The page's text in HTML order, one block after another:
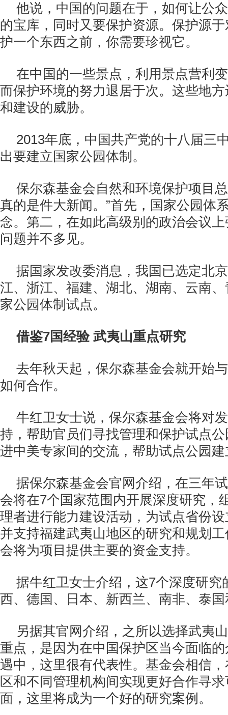
他说，中国的问题在于，如何让公
的宝库，同时又要保护资源。保护源
护一个东西之前，你需要珍视它。
在中国的一些景点，利用景点营利
而保护环境的努力退居于次。这些地
和建设的威胁。
2013年底，中国共产党的十八届三
出要建立国家公园体制。
保尔森基金会自然和环境保护项目
真的是件大新闻。”首先，国家公园体
念。第二，在如此高级别的政治会议
问题并不多见。
据国家发改委消息，我国已选定北
江、浙江、福建、湖北、湖南、云南
家公园体制试点。
借鉴7国经验 武夷山重点研究
去年秋天起，保尔森基金会就开始
如何合作。
牛红卫女士说，保尔森基金会将对
持，帮助官员们寻找管理和保护试点
进中美专家间的交流，帮助试点公园
据保尔森基金会官网介绍，在三年
会将在7个国家范围内开展深度研究，
理者进行能力建设活动，为试点省份
并支持福建武夷山地区的研究和规划
会将为项目提供主要的资金支持。
据牛红卫女士介绍，这7个深度研究
西、德国、日本、新西兰、南非、泰
另据其官网介绍，之所以选择武夷
重点，是因为在中国保护区当今面临
遇中，这里很有代表性。基金会相信
区和不同管理机构间实现更好合作寻
面，这里将成为一个好的研究案例。